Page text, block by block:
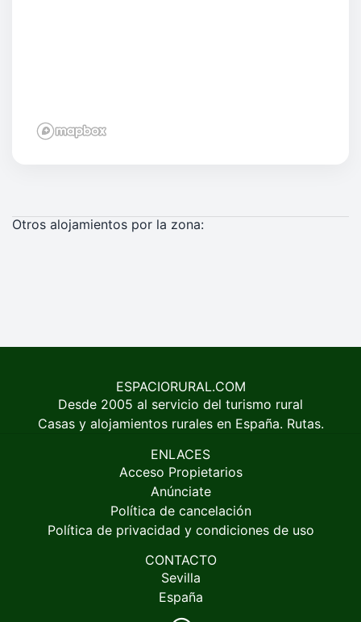
Otros alojamientos por la zona:
ESPACIORURAL.COM
Desde 2005 al servicio del turismo rural
Casas y alojamientos rurales en España. Rutas.
ENLACES
Acceso Propietarios
Anúnciate
Política de cancelación
Política de privacidad y condiciones de uso
CONTACTO
Sevilla
España